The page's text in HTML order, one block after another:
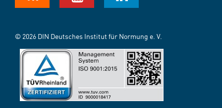
© 2026 DIN Deutsches Institut für Normung e. V.